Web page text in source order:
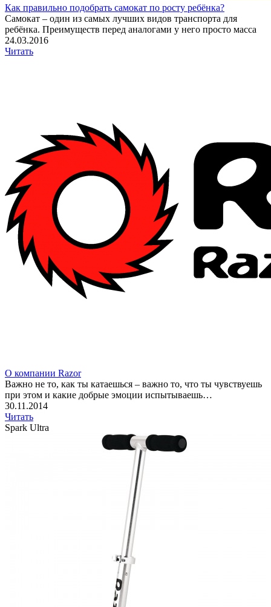
Как правильно подобрать самокат по росту ребёнка?
Самокат – один из самых лучших видов транспорта для
ребёнка. Преимуществ перед аналогами у него просто масса
24.03.2016
Читать
О компании Razor
Важно не то, как ты катаешься – важно то, что ты чувствуешь
при этом и какие добрые эмоции испытываешь…
30.11.2014
Читать
Spark Ultra